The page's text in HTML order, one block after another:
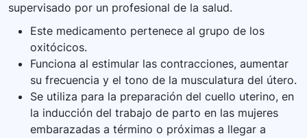
supervisado por un profesional de la salud.
Este medicamento pertenece al grupo de los
oxitócicos.
Funciona al estimular las contracciones, aumentar
su frecuencia y el tono de la musculatura del útero.
Se utiliza para la preparación del cuello uterino, en
la inducción del trabajo de parto en las mujeres
embarazadas a término o próximas a llegar a